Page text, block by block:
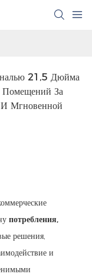
21,5 Дюйма
Помещений За
И Мгновенной
потребления,
решения,
и